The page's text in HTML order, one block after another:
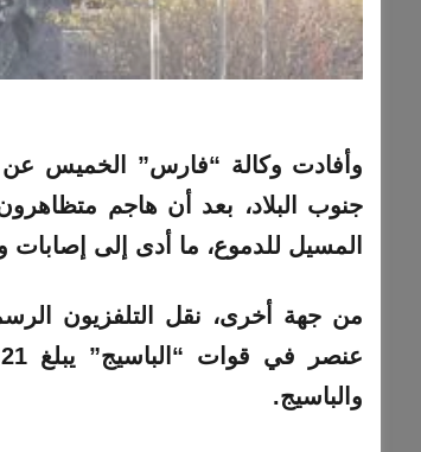
وأفادت وكالة “فارس” الخميس عن
جنوب البلاد، بعد أن هاجم
المسيل للدموع، ما أدى إلى إصابات
من جهة أخرى، نقل التلفزيون
والباسيج.